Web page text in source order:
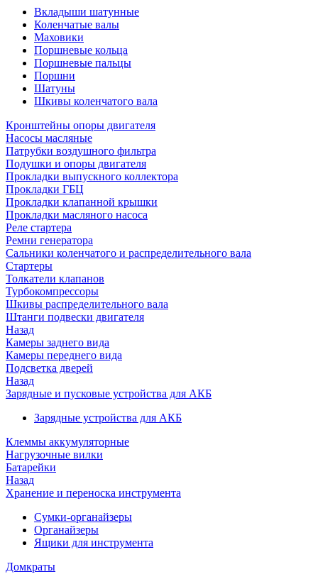
Вкладыши шатунные
Коленчатые валы
Маховики
Поршневые кольца
Поршневые пальцы
Поршни
Шатуны
Шкивы коленчатого вала
Кронштейны опоры двигателя
Насосы масляные
Патрубки воздушного фильтра
Подушки и опоры двигателя
Прокладки выпускного коллектора
Прокладки ГБЦ
Прокладки клапанной крышки
Прокладки масляного насоса
Реле стартера
Ремни генератора
Сальники коленчатого и распределительного вала
Стартеры
Толкатели клапанов
Турбокомпрессоры
Шкивы распределительного вала
Штанги подвески двигателя
Назад
Камеры заднего вида
Камеры переднего вида
Подсветка дверей
Назад
Зарядные и пусковые устройства для АКБ
Зарядные устройства для АКБ
Клеммы аккумуляторные
Нагрузочные вилки
Батарейки
Назад
Хранение и переноска инструмента
Сумки-органайзеры
Органайзеры
Ящики для инструмента
Домкраты